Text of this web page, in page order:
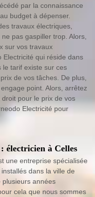
par la connaissance
budget à dépenser.
travaux électriques,
pas gaspiller trop. Alors,
sur vos travaux
Electricité qui réside dans
le tarif existe sur ces
de vos tâches. De plus,
point. Alors, arrêtez
pour le prix de vos
Electricité pour
électricien à Celles
une entreprise spécialisée
dans la ville de
plusieurs années
cela que nous sommes